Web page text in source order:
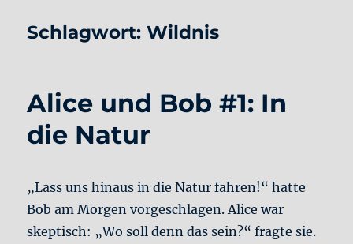
Schlagwort:Wildnis
Alice und Bob #1: In
die Natur
„Lass uns hinaus in die Natur fahren!“ hatte
Bob am Morgen vorgeschlagen. Alice war
skeptisch: „Wo soll denn das sein?“ fragte sie.